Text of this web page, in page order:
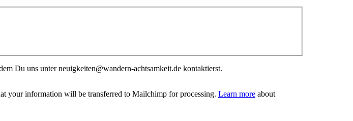
Du uns unter neuigkeiten@wandern-achtsamkeit.de kontaktierst.
your information will be transferred to Mailchimp for processing. Learn more about